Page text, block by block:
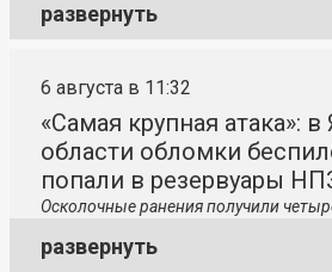
развернуть
6 августа в 11:32
«Самая крупная атака»:
области обломки
попали в резервуары
Осколочные ранения получили
развернуть